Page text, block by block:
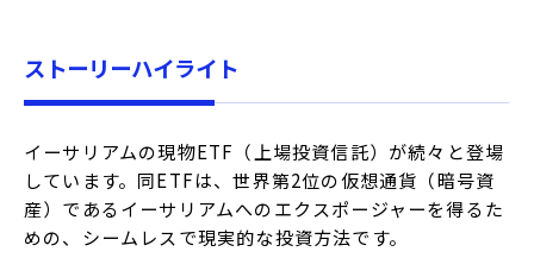
ストーリーハイライト
イーサリアムの現物ETF（上場投資信託）が続々と登場
しています。同ETFは、世界第2位の仮想通貨（暗号資
産）であるイーサリアムへのエクスポージャーを得るた
めの、シームレスで現実的な投資方法です。